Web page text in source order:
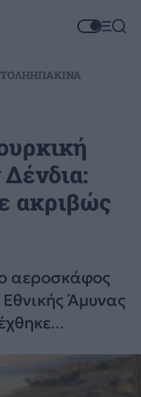
ΗΠΑΚΙΝΑ
ακριβώς
αεροσκάφος
Άμυνας